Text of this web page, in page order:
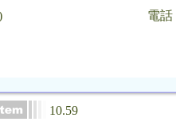
電話
10.59